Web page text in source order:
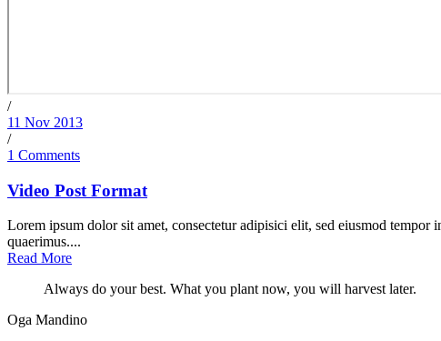
/
11 Nov 2013
/
1 Comments
Video Post Format
Lorem ipsum dolor sit amet, consectetur adipisici elit, sed eiusmod tempor
quaerimus....
Read More
Always do your best. What you plant now, you will harvest later.
Oga Mandino